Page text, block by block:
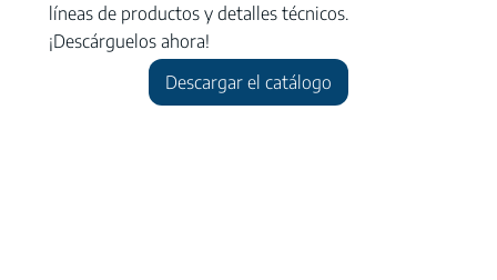
líneas de productos y detalles técnicos.
¡Descárguelos ahora!
Descargar el catálogo